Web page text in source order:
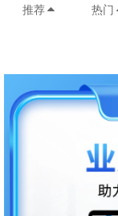
推荐 热门